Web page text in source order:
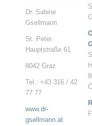
Dr. Sabine
Gsellmann
St. Peter
Hauptstraße 61
8042 Graz
Tel.: +43 316 / 42
77 77
www.dr-
gsellmann.at